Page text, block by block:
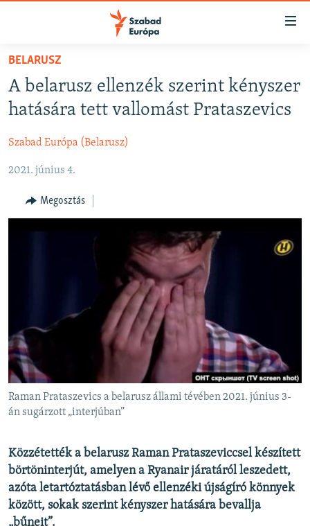
Akadálymentes
Ugrás
fő
oldalra
Ugrás
NAPIRENDEN
AKTUÁLIS
VIDEÓK
ELEMZŐ
NER15
A PÉNZ NYOMÁBAN
EURÓPAI UNIÓ
VILÁG
KLÍMAVÁLTOZÁS
A MÚLT TANULSÁGAI
Valamennyi RFE/RL weboldal
BELARUSZ
A belarusz ellenzék szerint kényszer
hatására tett vallomást Prataszevics
Szabad Európa (Belarusz)
2021. június 4.
Megosztás
Raman Prataszevics a belarusz állami tévében 2021. június 3-
án sugárzott „interjúban”
Közzétették a belarusz Raman Prataszeviccsel készített
börtöninterjút, amelyen a Ryanair járatáról leszedett,
azóta letartóztatásban lévő ellenzéki újságíró könnyek
között, sokak szerint kényszer hatására bevallja
„bűneit”.